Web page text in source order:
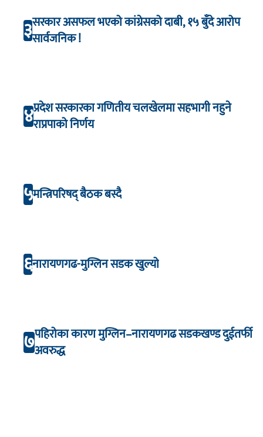
३सरकार असफल भएको कांग्रेसको दाबी, १५ बुँदे आरोप
सार्वजनिक !
४प्रदेश सरकारका गणितीय चलखेलमा सहभागी नहुने
राप्रपाको निर्णय
५मन्त्रिपरिषद् बैठक बस्दै
६नारायणगढ-मुग्लिन सडक खुल्यो
७पहिरोका कारण मुग्लिन–नारायणगढ सडकखण्ड दुईतर्फी
अवरुद्ध